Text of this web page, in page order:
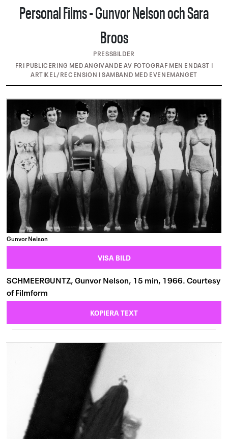
Personal Films - Gunvor Nelson och Sara
Broos
PRESSBILDER
FRI PUBLICERING MED ANGIVANDE AV FOTOGRAF MEN ENDAST I
ARTIKEL/RECENSION I SAMBAND MED EVENEMANGET
Gunvor Nelson
VISA BILD
SCHMEERGUNTZ, Gunvor Nelson, 15 min, 1966. Courtesy
of Filmform
KOPIERA TEXT